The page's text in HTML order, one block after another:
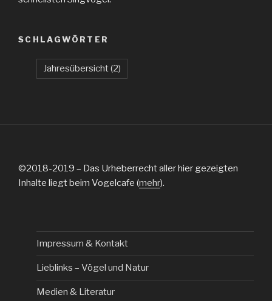
SCHLAGWÖRTER
Jahresübersicht(2)
©2018-2019 – Das Urheberrecht aller hier gezeigten
Inhalte liegt beim Vogelcafe (mehr).
Impressum & Kontakt
Lieblinks – Vögel und Natur
Medien & Literatur